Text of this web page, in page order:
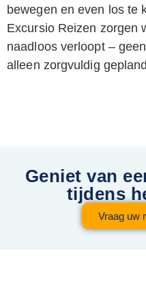
bewegen en even los te
Excursio Reizen zorgen
naadloos verloopt –
alleen zorgvuldig
Geniet van
tijdens
Vraag uw